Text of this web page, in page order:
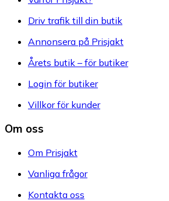
Driv trafik till din butik
Annonsera på Prisjakt
Årets butik – för butiker
Login för butiker
Villkor för kunder
Om oss
Om Prisjakt
Vanliga frågor
Kontakta oss